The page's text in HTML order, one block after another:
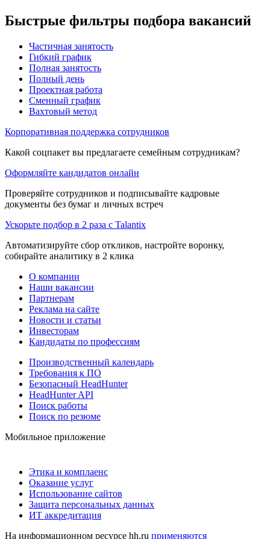
Быстрые фильтры подбора вакансий
Частичная занятость
Гибкий график
Полная занятость
Полный день
Проектная работа
Сменный график
Вахтовый метод
Корпоративная поддержка сотрудников
Какой соцпакет вы предлагаете семейным сотрудникам?
Оформляйте кандидатов онлайн
Проверяйте сотрудников и подписывайте кадровые
документы без бумаг и личных встреч
Ускорьте подбор в 2 раза с Talantix
Автоматизируйте сбор откликов, настройте воронку,
собирайте аналитику в 2 клика
О компании
Наши вакансии
Партнерам
Реклама на сайте
Новости и статьи
Инвесторам
Кандидаты по профессиям
Производственный календарь
Требования к ПО
Безопасный HeadHunter
HeadHunter API
Поиск работы
Поиск по резюме
Мобильное приложение
Этика и комплаенс
Оказание услуг
Использование сайтов
Защита персональных данных
ИТ аккредитация
На информационном ресурсе hh.ru применяются